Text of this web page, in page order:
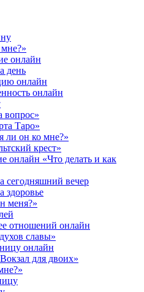
мне?»
онлайн
день
онлайн
онлайн
вопрос»
Таро»
ли он ко мне?»
крест»
онлайн «Что делать и как
сегодняшний вечер
здоровье
меня?»
отношений онлайн
славы»
онлайн
для двоих»